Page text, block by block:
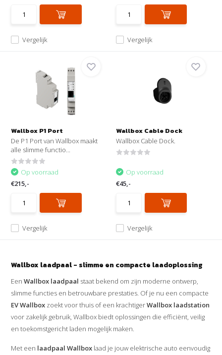
Vergelijk Vergelijk
Wallbox P1 Port
De P1 Port van Wallbox maakt
alle slimme functio...
Vergelijk
Op voorraad
€215,-
Wallbox Cable Dock
Wallbox Cable Dock.
Vergelijk
Op voorraad
€45,-
Wallbox laadpaal - slimme en compacte laadoplossing
EenWallbox laadpaal staat bekend om zijn moderne ontwerp,
slimme functies en betrouwbare prestaties. Of je nu een compacte
EV Wallbox zoekt voor thuis of een krachtigerWallbox laadstation
voor zakelijk gebruik, Wallbox biedt oplossingen die efficiënt, veilig
en toekomstgericht laden mogelijk maken.
Met een laadpaal Wallbox laad je jouw elektrische auto eenvoudig